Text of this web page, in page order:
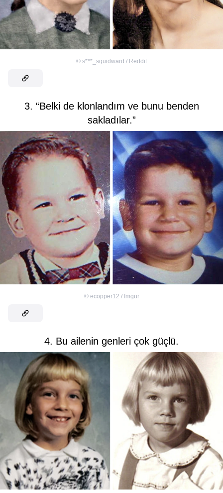
© s***_squidward / Reddit
3. “Belki de klonlandım ve bunu benden
sakladılar.”
© ecopper12 / Imgur
4. Bu ailenin genleri çok güçlü.